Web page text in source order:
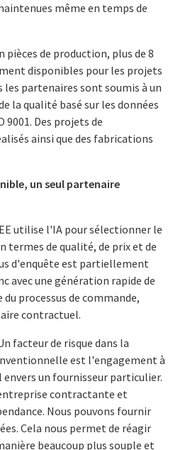
même en temps de
de production, plus de 8
disponibles pour les projets
les partenaires sont soumis à un
la qualité basé sur les données
Des projets de
ainsi que des fabrications
un seul partenaire
utilise l'IA pour sélectionner le
termes de qualité, de prix et de
d'enquête est partiellement
avec une génération rapide de
processus de commande,
contractuel.
facteur de risque dans la
est l'engagement à
un fournisseur particulier.
contractante et
Nous pouvons fournir
Cela nous permet de réagir
beaucoup plus souple et